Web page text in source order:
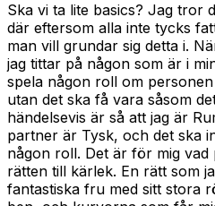
Ska vi ta lite basics? Jag tror
där eftersom alla inte tycks
man vill grundar sig detta i.
jag tittar på någon som är i
spela någon roll om
utan det ska få vara såsom
händelsevis är så att jag är
partner är Tysk, och det ska
någon roll. Det är för mig vad
rätten till kärlek. En rätt som
fantastiska fru med sitt stora